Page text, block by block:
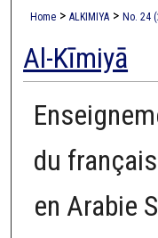
Home > ALKIMIYA > No. 24
Al-Kīmiyā
du
en Arabie